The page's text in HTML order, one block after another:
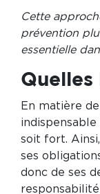
Cette
prévention
essentielle
Quelles
En matière
soit fort.
ses
donc de ses